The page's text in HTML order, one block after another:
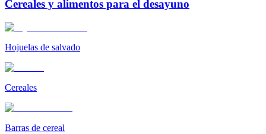
Cereales y alimentos para el desayuno
Hojuelas de salvado
Cereales
Barras de cereal